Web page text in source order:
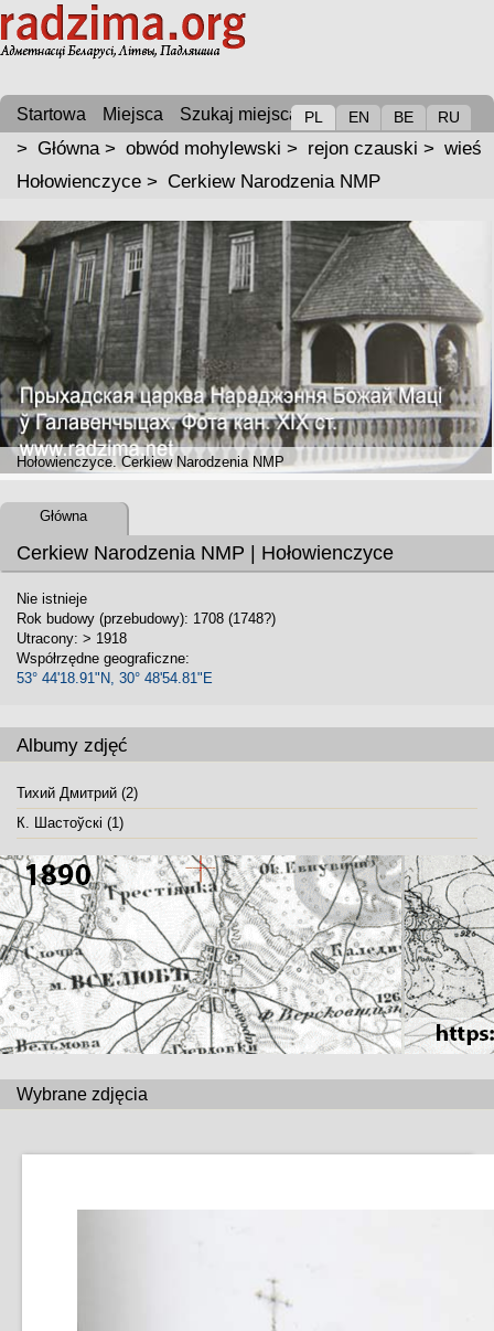
PL EN BE RU
Startowa Miejsca Szukaj miejsca
> Główna> obwód mohylewski > rejon czauski > wieś
Hołowienczyce > Cerkiew Narodzenia NMP
Hołowienczyce. Cerkiew Narodzenia NMP
Cerkiew Narodzenia NMP | Hołowienczyce
Główna
Nie istnieje
Rok budowy (przebudowy): 1708 (1748?)
Utracony: > 1918
Współrzędne geograficzne:
53° 44'18.91"N, 30° 48'54.81"E
Albumy zdjęć
Тихий Дмитрий (2)
К. Шастоўскі (1)
Wybrane zdjęcia